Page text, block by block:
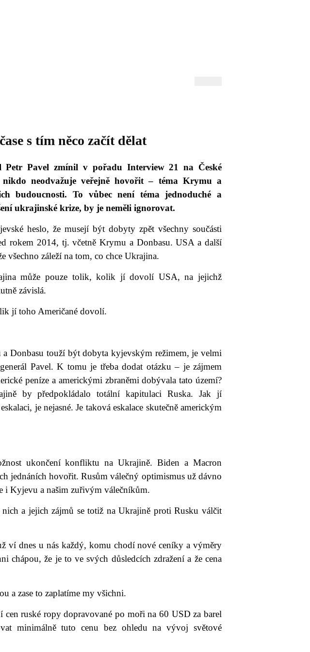
s tím něco začít dělat
Petr Pavel zmínil v pořadu Interview 21 na České
neodvažuje veřejně hovořit – téma Krymu a
budoucnosti. To vůbec není téma jednoduché a
ukrajinské krize, by je neměli ignorovat.
heslo, že musejí být dobyty zpět všechny součásti
rokem 2014, tj. včetně Krymu a Donbasu. USA a další
všechno záleží na tom, co chce Ukrajina.
může pouze tolik, kolik jí dovolí USA, na jejichž
závislá.
jí toho Američané dovolí.
Donbasu touží být dobyta kyjevským režimem, je velmi
Pavel. K tomu je třeba dodat otázku – je zájmem
peníze a americkými zbraněmi dobývala tato území?
by předpokládalo totální kapitulaci Ruska. Jak jí
je nejasné. Je taková eskalace skutečně americkým
ukončení konfliktu na Ukrajině. Biden a Macron
jednáních hovořit. Rusům válečný optimismus už dávno
i Kyjevu a našim zuřivým válečníkům.
nich a jejich zájmů se totiž na Ukrajině proti Rusku válčit
ví dnes u nás každý, komu chodí nové ceníky a výměry
chápou, že je to ve svých důsledcích zdražení a že cena
a zase to zaplatíme my všichni.
cen ruské ropy dopravované po moři na 60 USD za barel
minimálně tuto cenu bez ohledu na vývoj světové